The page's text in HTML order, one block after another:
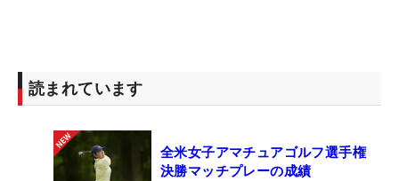
読まれています
全米女子アマチュアゴルフ選手権
決勝マッチプレーの成績